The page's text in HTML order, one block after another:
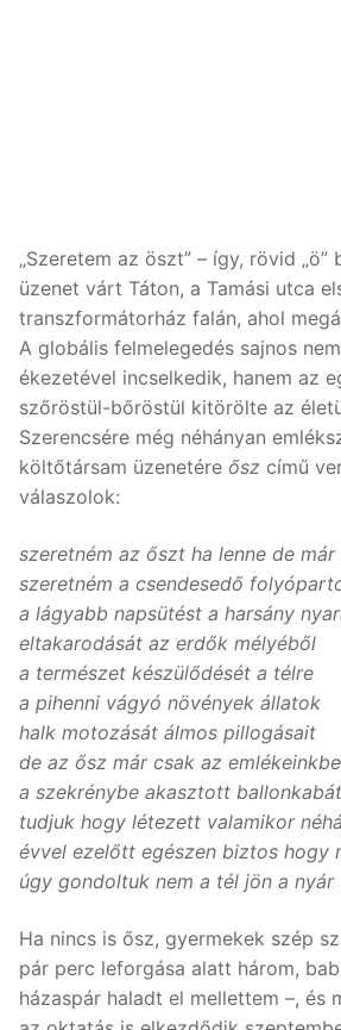
„Szeretem az öszt” – így, rövid
üzenet várt Táton, a Tamási utca
transzformátorház falán, ahol
A globális felmelegedés sajnos
ékezetével incselkedik, hanem az
szőröstül-bőröstül kitörölte az
Szerencsére még néhányan
költőtársam üzenetére ősz című
válaszolok:
szeretném az őszt ha lenne de már
szeretném a csendesedő
a lágyabb napsütést a harsány
eltakarodását az erdők mélyéből
a természet készülődését a télre
a pihenni vágyó növények állatok
halk motozását álmos pillogásait
de az ősz már csak az
a szekrénybe akasztott
tudjuk hogy létezett valamikor
évvel ezelőtt egészen biztos hogy
úgy gondoltuk nem a tél jön a nyár
Ha nincs is ősz, gyermekek szép
pár perc leforgása alatt három,
házaspár haladt el mellettem –, és